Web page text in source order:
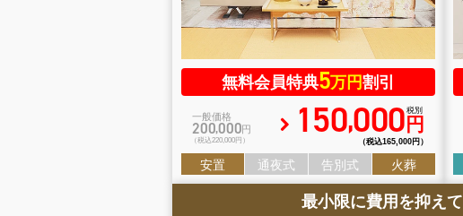
無料会員特典5万円割引
一般価格
200,000円
（税込220,000円） 150,000 円
税別
（税込165, 000円）
安置 通夜式 告別式 火葬
最小限に費用を抑えて